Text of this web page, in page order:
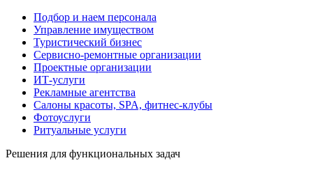
Подбор и наем персонала
Управление имуществом
Туристический бизнес
Сервисно-ремонтные организации
Проектные организации
ИТ-услуги
Рекламные агентства
Салоны красоты, SPA, фитнес-клубы
Фотоуслуги
Ритуальные услуги
Решения для функциональных задач